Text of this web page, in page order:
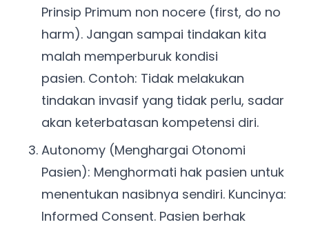
Prinsip Primum non nocere (first, do no
harm). Jangan sampai tindakan kita
malah memperburuk kondisi
pasien. Contoh: Tidak melakukan
tindakan invasif yang tidak perlu, sadar
akan keterbatasan kompetensi diri.
Autonomy (Menghargai Otonomi
Pasien): Menghormati hak pasien untuk
menentukan nasibnya sendiri. Kuncinya:
Informed Consent. Pasien berhak